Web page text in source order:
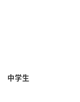
中学生